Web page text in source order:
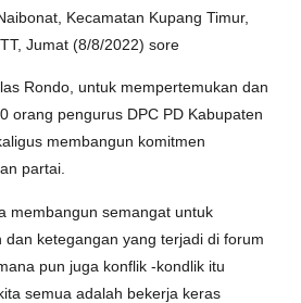
Kecamatan Kupang Timur,
Jumat (8/8/2022) sore
Rondo, untuk mempertemukan dan
orang pengurus DPC PD Kabupaten
membangun komitmen
partai.
membangun semangat untuk
dan ketegangan yang terjadi di forum
pun juga konflik -kondlik itu
semua adalah bekerja keras